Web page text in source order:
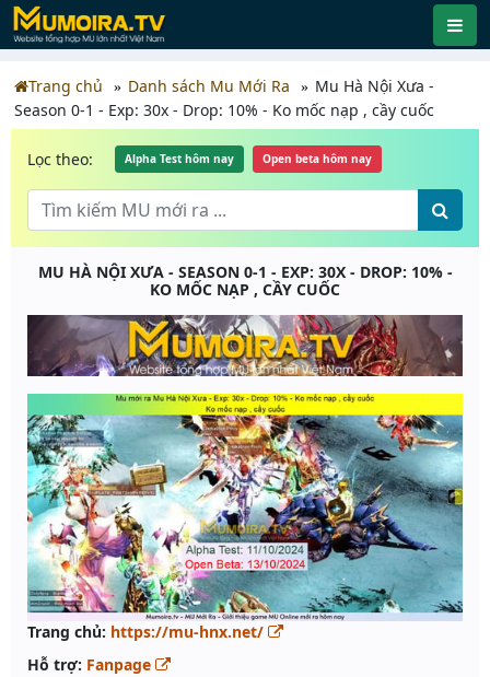
Trang chủ Danh sách Mu Mới Ra
Mu Hà Nội Xưa -
Season 0-1 - Exp: 30x - Drop: 10% - Ko mốc nạp , cầy cuốc
Lọc theo: Alpha Test hôm nay Open beta hôm nay
MU HÀ NỘI XƯA - SEASON 0-1 - EXP: 30X - DROP: 10% -
KO MỐC NẠP , CẦY CUỐC
Trang chủ: https://mu-hnx.net/
Hỗ trợ: Fanpage